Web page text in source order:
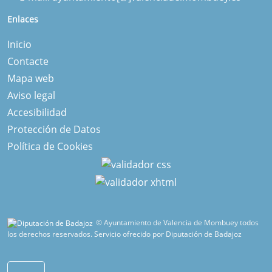
Enlaces
Inicio
Contacte
Mapa web
Aviso legal
Accesibilidad
Protección de Datos
Política de Cookies
© Ayuntamiento de Valencia de Mombuey todos
los derechos reservados.Servicio ofrecido por Diputación de Badajoz